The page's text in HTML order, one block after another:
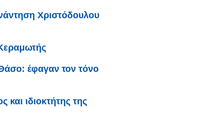
Χριστόδουλου
έφαγαν τον τόνο
ιδιοκτήτης της